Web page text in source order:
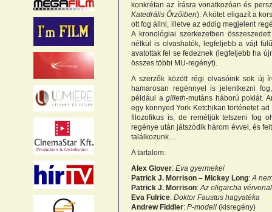
konkrétan az írásra vonatkozóan és
Katedrális Őrzőiben). A kötet eligazít a
ott fog állni, illetve az eddig megjelent
A kronológiai szerkezetben
nélkül is olvashatók, legfeljebb a vájt
avatottak fel se fedeznek (legfeljebb ha
összes többi MU-regényt).
A szerzők között régi olvasóink sok új
hamarosan regénnyel is jelentkezni
például agilleth-mutáns háború poklát.
egy könnyed York Ketchikan történetet
filozofikus is, de reméljük tetszeni fog
regénye után játszódik három évvel, és
találkozunk…
A tartalom:
Alex Glover: Eva gyermekei
Patrick J. Morrison – Mickey Long:A
Patrick J. Morrison:Az oligarcha
Eva Fulrice: Doktor Faustus hagyatéka
Andrew Fiddler: P-modell (kisregény)